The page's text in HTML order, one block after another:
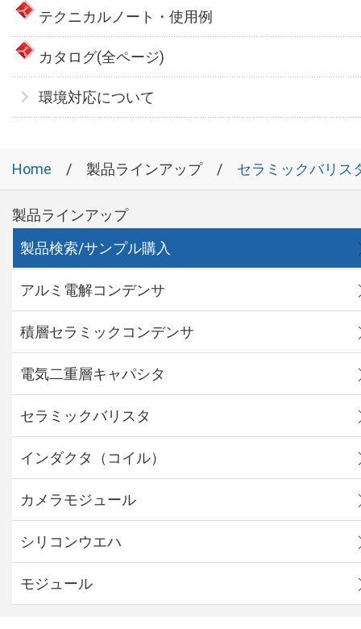
テクニカルノート・使用例
カタログ(全ページ)
環境対応について
Home 製品ラインアップ セラミックバリス
製品ラインアップ
製品検索/サンプル購入
アルミ電解コンデンサ
積層セラミックコンデンサ
電気二重層キャパシタ
セラミックバリスタ
インダクタ（コイル）
カメラモジュール
シリコンウエハ
モジュール